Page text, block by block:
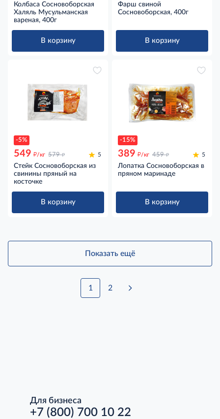
Колбаса Сосновоборская
Халяль Мусульманская
вареная, 400г
В корзину
Фарш свиной
Сосновоборская, 400г
В корзину
-5%
549 д/кг 579 д 5
Стейк Сосновоборская из
свинины пряный на
косточке
В корзину
-15%
389 д/кг 459 д 5
Лопатка Сосновоборская в
пряном маринаде
В корзину
Показать ещё
1 2
Для бизнеса
+7 (800) 700 10 22